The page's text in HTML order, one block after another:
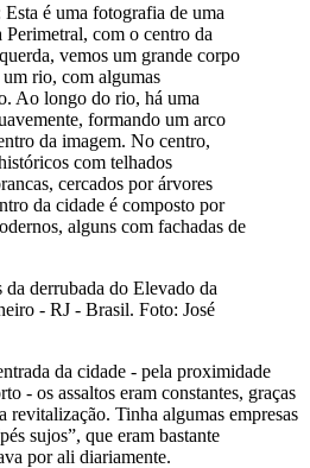
Esta é uma fotografia de uma
Perimetral, com o centro da
vemos um grande corpo
rio, com algumas
Ao longo do rio, há uma
formando um arco
da imagem. No centro,
com telhados
cercados por árvores
da cidade é composto por
alguns com fachadas de
derrubada do Elevado da
- RJ - Brasil. Foto: José
da cidade - pela proximidade
- os assaltos eram constantes, graças
revitalização. Tinha algumas empresas
sujos”, que eram bastante
por ali diariamente.